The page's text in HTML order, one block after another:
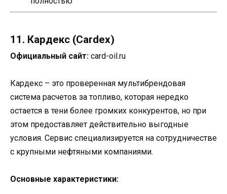
11. Кардекс (Cardex)
Официальный сайт: card-oil.ru
Кардекс – это проверенная мультибрендовая
система расчетов за топливо, которая нередко
остается в тени более громких конкурентов, но при
этом предоставляет действительно выгодные
условия. Сервис специализируется на сотрудничестве
с крупными нефтяными компаниями.
Основные характеристики: